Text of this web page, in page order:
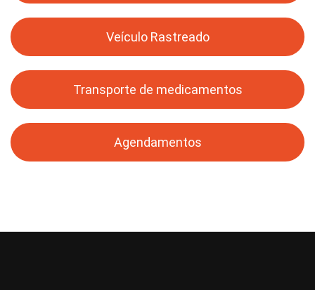
Veículo Rastreado
Transporte de medicamentos
Agendamentos